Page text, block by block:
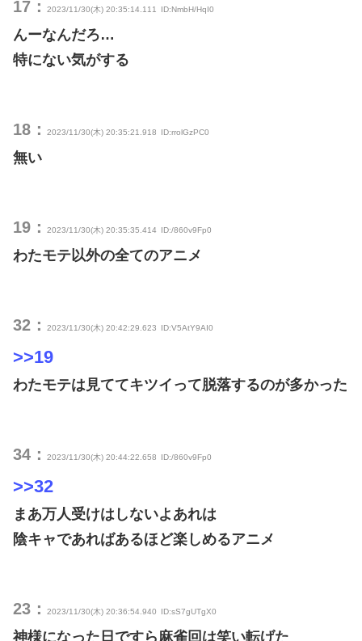
17： 2023/11/30(木) 20:35:14.111 ID:NmbH/HqI0
んーなんだろ…
特にない気がする
18： 2023/11/30(木) 20:35:21.918 ID:rrolGzPC0
無い
19： 2023/11/30(木) 20:35:35.414 ID:/860v9Fp0
わたモテ以外の全てのアニメ
32： 2023/11/30(木) 20:42:29.623 ID:V5AtY9AI0
>>19
わたモテは見ててキツイって脱落するのが多かった
34： 2023/11/30(木) 20:44:22.658 ID:/860v9Fp0
>>32
まあ万人受けはしないよあれは
陰キャであればあるほど楽しめるアニメ
23： 2023/11/30(木) 20:36:54.940 ID:sS7gUTgX0
神様になった日ですら麻雀回は笑い転げた